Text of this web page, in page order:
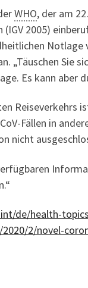
WHO, der am
2005)
„Täuschen Sie
Es kann aber
Reiseverkehrs
Fällen in
nicht
de/health-
2/novel-